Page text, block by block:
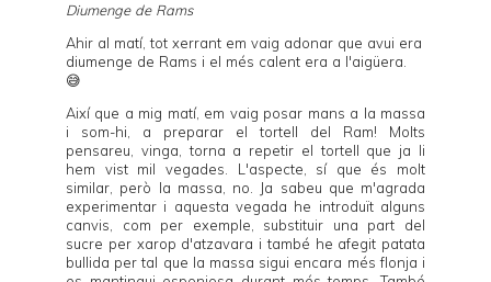
Diumenge de Rams
Ahir al matí, tot xerrant em vaig adonar que avui era
diumenge de Rams i el més calent era a l'aigüera.
😅
Així que a mig matí, em vaig posar mans a la massa
i som-hi, a preparar el tortell del Ram! Molts
pensareu, vinga, torna a repetir el tortell que ja li
hem vist mil vegades. L'aspecte, sí que és molt
similar, però la massa, no. Ja sabeu que m'agrada
experimentar i aquesta vegada he introduït alguns
canvis, com per exemple, substituir una part del
sucre per xarop d'atzavara i també he afegit patata
bullida per tal que la massa sigui encara més flonja i